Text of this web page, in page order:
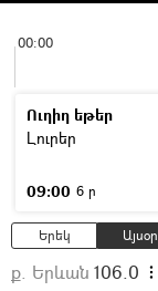
00:00
Ուղիղ եթեր
Լուրեր
09:00 6 ր
Երեկ Այսօր
ք. Երևան 106.0